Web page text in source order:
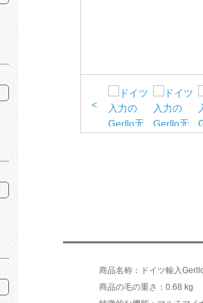
<
商品の毛の重さ：0.68 kg